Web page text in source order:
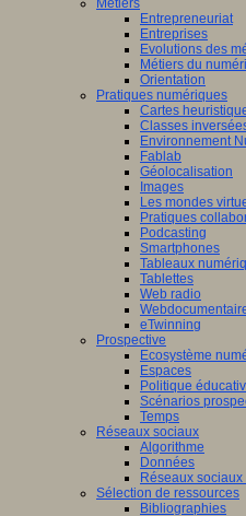
Métiers
Entrepreneuriat
Entreprises
Evolutions des
Métiers du
Orientation
Pratiques numériques
Cartes
Classes
Environnement
Fablab
Géolocalisation
Images
Les mondes
Pratiques
Podcasting
Smartphones
Tableaux
Tablettes
Web radio
eTwinning
Prospective
Ecosystème
Espaces
Politique
Scénarios
Temps
Réseaux sociaux
Algorithme
Données
Réseaux
Sélection de ressources
Bibliographies